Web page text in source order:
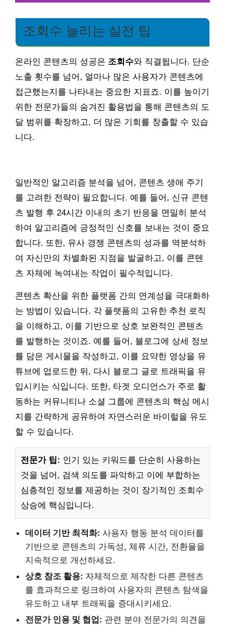
조회수 늘리는 실전 팁
온라인 콘텐츠의 성공은 조회수와 직결됩니다. 단순
노출 횟수를 넘어, 얼마나 많은 사용자가 콘텐츠에
접근했는지를 나타내는 중요한 지표죠. 이를 높이기
위한 전문가들의 숨겨진 활용법을 통해 콘텐츠의 도
달 범위를 확장하고, 더 많은 기회를 창출할 수 있습
니다.
일반적인 알고리즘 분석을 넘어, 콘텐츠 생애 주기
를 고려한 전략이 필요합니다. 예를 들어, 신규 콘텐
츠 발행 후 24시간 이내의 초기 반응을 면밀히 분석
하여 알고리즘에 긍정적인 신호를 보내는 것이 중요
합니다. 또한, 유사 경쟁 콘텐츠의 성과를 역분석하
여 자신만의 차별화된 지점을 발굴하고, 이를 콘텐
츠 자체에 녹여내는 작업이 필수적입니다.
콘텐츠 확산을 위한 플랫폼 간의 연계성을 극대화하
는 방법이 있습니다. 각 플랫폼의 고유한 추천 로직
을 이해하고, 이를 기반으로 상호 보완적인 콘텐츠
를 발행하는 것이죠. 예를 들어, 블로그에 상세 정보
를 담은 게시물을 작성하고, 이를 요약한 영상을 유
튜브에 업로드한 뒤, 다시 블로그 글로 트래픽을 유
입시키는 식입니다. 또한, 타겟 오디언스가 주로 활
동하는 커뮤니티나 소셜 그룹에 콘텐츠의 핵심 메시
지를 간략하게 공유하여 자연스러운 바이럴을 유도
할 수 있습니다.
전문가 팁: 인기 있는 키워드를 단순히 사용하는
것을 넘어, 검색 의도를 파악하고 이에 부합하는
심층적인 정보를 제공하는 것이 장기적인 조회수
상승에 핵심입니다.
데이터 기반 최적화: 사용자 행동 분석 데이터를
기반으로 콘텐츠의 가독성, 체류 시간, 전환율을
지속적으로 개선하세요.
상호 참조 활용: 자체적으로 제작한 다른 콘텐츠
를 효과적으로 링크하여 사용자의 콘텐츠 탐색을
유도하고 내부 트래픽을 증대시키세요.
전문가 인용 및 협업: 관련 분야 전문가의 의견을